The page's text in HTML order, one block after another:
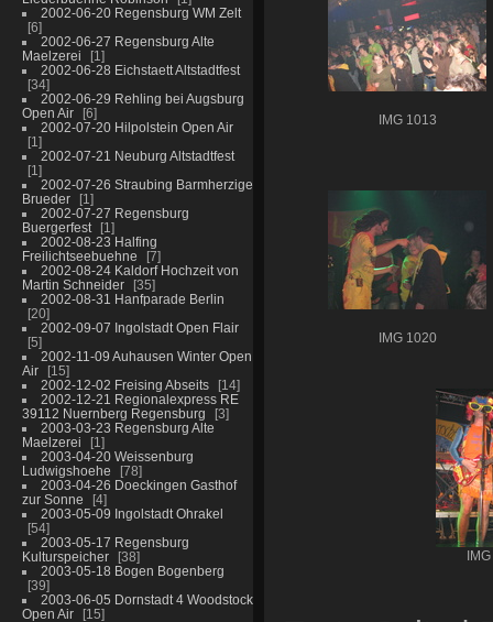
2002-06-20 Regensburg WM Zelt
6
2002-06-27 Regensburg Alte
Maelzerei
1
2002-06-28 Eichstaett Altstadtfest
34
2002-06-29 Rehling bei Augsburg
Open Air
6
2002-07-20 Hilpolstein Open Air
1
2002-07-21 Neuburg Altstadtfest
1
2002-07-26 Straubing Barmherzige
Brueder
1
2002-07-27 Regensburg
Buergerfest
1
2002-08-23 Halfing
Freilichtseebuehne
7
2002-08-24 Kaldorf Hochzeit von
Martin Schneider
35
2002-08-31 Hanfparade Berlin
20
2002-09-07 Ingolstadt Open Flair
5
2002-11-09 Auhausen Winter Open
Air
15
2002-12-02 Freising Abseits
14
2002-12-21 Regionalexpress RE
39112 Nuernberg Regensburg
3
2003-03-23 Regensburg Alte
Maelzerei
1
2003-04-20 Weissenburg
Ludwigshoehe
78
2003-04-26 Doeckingen Gasthof
zur Sonne
4
2003-05-09 Ingolstadt Ohrakel
54
2003-05-17 Regensburg
Kulturspeicher
38
2003-05-18 Bogen Bogenberg
39
2003-06-05 Dornstadt 4 Woodstock
Open Air
15
IMG 1013
IMG 1020